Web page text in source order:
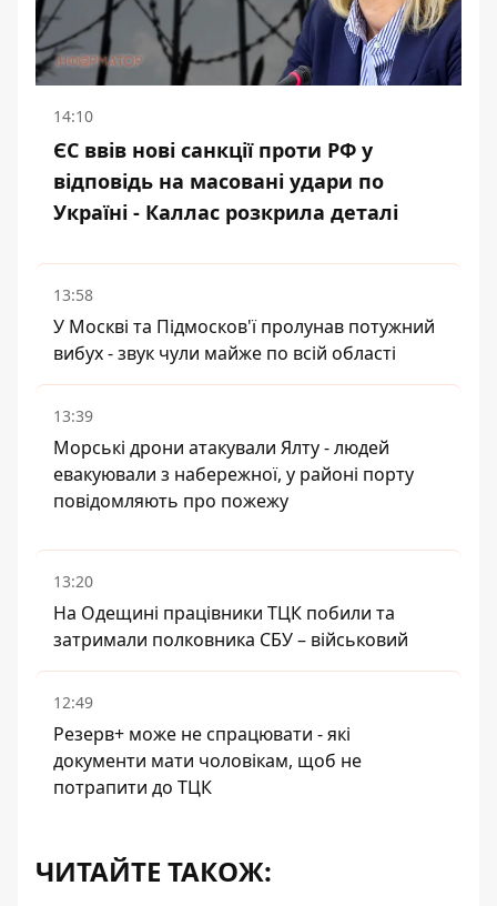
14:10
ЄС ввів нові санкції проти РФ у
відповідь на масовані удари по
Україні - Каллас розкрила деталі
13:58
У Москві та Підмосков'ї пролунав потужний
вибух - звук чули майже по всій області
13:39
Морські дрони атакували Ялту - людей
евакуювали з набережної, у районі порту
повідомляють про пожежу
13:20
На Одещині працівники ТЦК побили та
затримали полковника СБУ – військовий
12:49
Резерв+ може не спрацювати - які
документи мати чоловікам, щоб не
потрапити до ТЦК
ЧИТАЙТЕ ТАКОЖ: